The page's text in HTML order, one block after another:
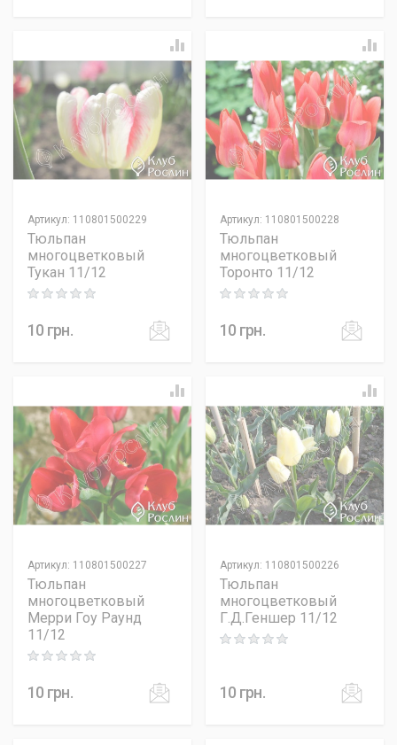
Артикул: 110801500229
Тюльпан
многоцветковый
Тукан 11/12
Rating: 0 out of 5
10 грн.
Артикул: 110801500228
Тюльпан
многоцветковый
Торонто 11/12
Rating: 0 out of 5
10 грн.
Артикул: 110801500227
Тюльпан
многоцветковый
Мерри Гоу Раунд
11/12
Rating: 0 out of 5
10 грн.
Артикул: 110801500226
Тюльпан
многоцветковый
Г.Д.Геншер 11/12
Rating: 0 out of 5
10 грн.